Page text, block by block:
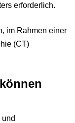
erforderlich.
im Rahmen einer
(CT)